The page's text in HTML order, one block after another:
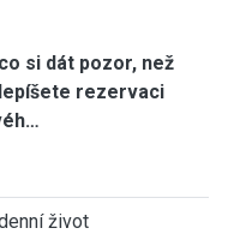
si dát pozor, než
rezervaci
život